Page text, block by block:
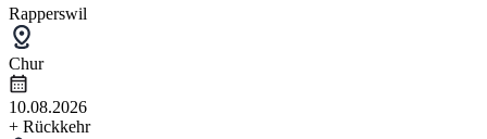
Rapperswil
Chur
10.08.2026
+ Rückkehr